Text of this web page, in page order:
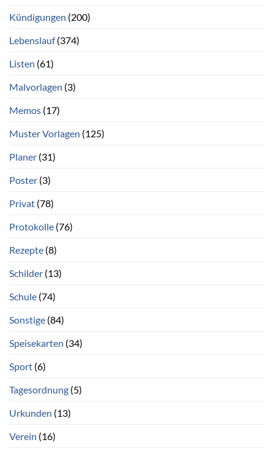
Kündigungen (200)
Lebenslauf(374)
Listen (61)
Malvorlagen (3)
Memos (17)
Muster Vorlagen (125)
Planer (31)
Poster (3)
Privat (78)
Protokolle (76)
Rezepte (8)
Schilder (13)
Schule (74)
Sonstige (84)
Speisekarten (34)
Sport (6)
Tagesordnung (5)
Urkunden (13)
Verein (16)